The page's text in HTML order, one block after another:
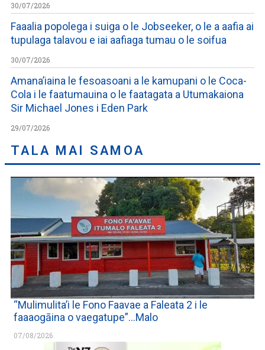
30/07/2026
Faaalia popolega i suiga o le Jobseeker, o le a aafia ai
tupulaga talavou e iai aafiaga tumau o le soifua
30/07/2026
Amana’iaina le fesoasoani a le kamupani o le Coca-
Cola i le faatumauina o le faatagata a Utumakaiona
Sir Michael Jones i Eden Park
29/07/2026
TALA MAI SAMOA
“Mulimulita’i le Fono Faavae a Faleata 2 i le
faaaogāina o vaegatupe”…Malo
07/08/2026